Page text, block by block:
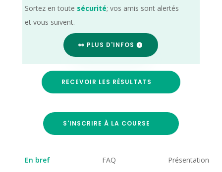
Sortez en toute sécurité; vos amis sont alertés
et vous suivent.
👀 PLUS D'INFOS
RECEVOIR LES RÉSULTATS
S'INSCRIRE À LA COURSE
En bref FAQ Présentation